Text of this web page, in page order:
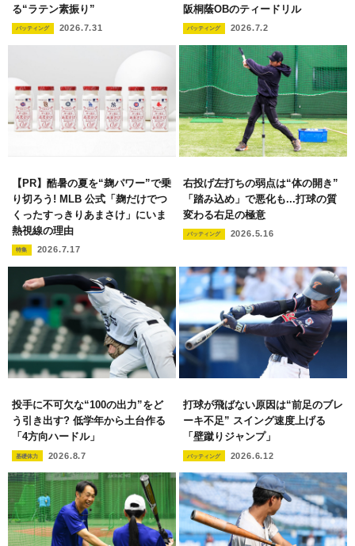
る“ラテン素振り”
バッティング 2026.7.31
阪桐蔭OBのティードリル
バッティング 2026.7.2
【PR】酷暑の夏を“麹パワー”で乗
り切ろう! MLB 公式「麹だけでつ
くったすっきりあまさけ」にいま
熱視線の理由
特集 2026.7.17
右投げ左打ちの弱点は“体の開き”
「踏み込め」で悪化も...打球の質
変わる右足の極意
バッティング 2026.5.16
投手に不可欠な“100の出力”をど
う引き出す? 低学年から土台作る
「4方向ハードル」
基礎体力 2026.8.7
打球が飛ばない原因は“前足のブレ
ーキ不足” スイング速度上げる
「壁蹴りジャンプ」
バッティング 2026.6.12